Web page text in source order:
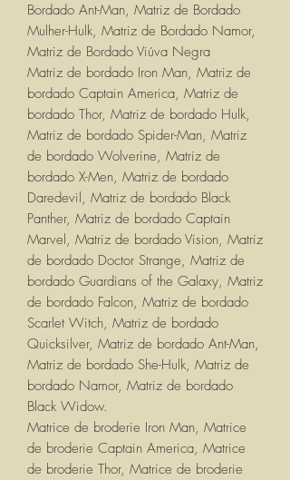
Bordado Ant-Man, Matriz de Bordado
Mulher-Hulk, Matriz de Bordado Namor,
Matriz de Bordado Viúva Negra
Matriz de bordado Iron Man, Matriz de
bordado Captain America, Matriz de
bordado Thor, Matriz de bordado Hulk,
Matriz de bordado Spider-Man, Matriz
de bordado Wolverine, Matriz de
bordado X-Men, Matriz de bordado
Daredevil, Matriz de bordado Black
Panther, Matriz de bordado Captain
Marvel, Matriz de bordado Vision, Matriz
de bordado Doctor Strange, Matriz de
bordado Guardians of the Galaxy, Matriz
de bordado Falcon, Matriz de bordado
Scarlet Witch, Matriz de bordado
Quicksilver, Matriz de bordado Ant-Man,
Matriz de bordado She-Hulk, Matriz de
bordado Namor, Matriz de bordado
Black Widow.
Matrice de broderie Iron Man, Matrice
de broderie Captain America, Matrice
de broderie Thor, Matrice de broderie